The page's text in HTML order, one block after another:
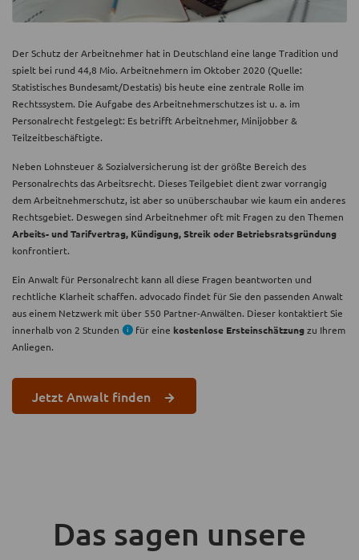
Der Schutz der Arbeitnehmer hat in Deutschland eine lange Tradition und
spielt bei rund 44,8 Mio. Arbeitnehmern im Oktober 2020 (Quelle:
Statistisches Bundesamt/Destatis) bis heute eine zentrale Rolle im
Rechtssystem. Die Aufgabe des Arbeitnehmerschutzes ist u. a. im
Personalrecht festgelegt: Es betrifft Arbeitnehmer, Minijobber &
Teilzeitbeschäftigte.
Neben Lohnsteuer & Sozialversicherung ist der größte Bereich des
Personalrechts das Arbeitsrecht. Dieses Teilgebiet dient zwar vorrangig
dem Arbeitnehmerschutz, ist aber so unüberschaubar wie kaum ein anderes
Rechtsgebiet. Deswegen sind Arbeitnehmer oft mit Fragen zu den Themen
Arbeits- und Tarifvertrag, Kündigung, Streik oder Betriebsratsgründung
konfrontiert.
Ein Anwalt für Personalrecht kann all diese Fragen beantworten und
rechtliche Klarheit schaffen. advocado findet für Sie den passenden Anwalt
aus einem Netzwerk mit über 550 Partner-Anwälten. Dieser kontaktiert Sie
innerhalb von 2 Stunden
für eine kostenlose Ersteinschätzungzu Ihrem
Anliegen.
Jetzt Anwalt finden
Das sagen unsere